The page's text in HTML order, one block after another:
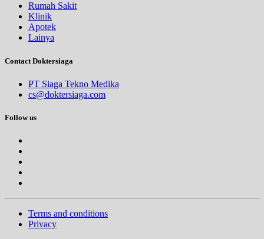
Rumah Sakit
Klinik
Apotek
Lainya
Contact Doktersiaga
PT Siaga Tekno Medika
cs@doktersiaga.com
Follow us
Terms and conditions
Privacy